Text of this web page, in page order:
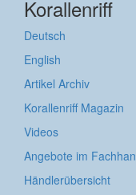
Korallenriff
Deutsch
English
Artikel Archiv
Korallenriff Magazin
Videos
Angebote im
Händlerübersicht